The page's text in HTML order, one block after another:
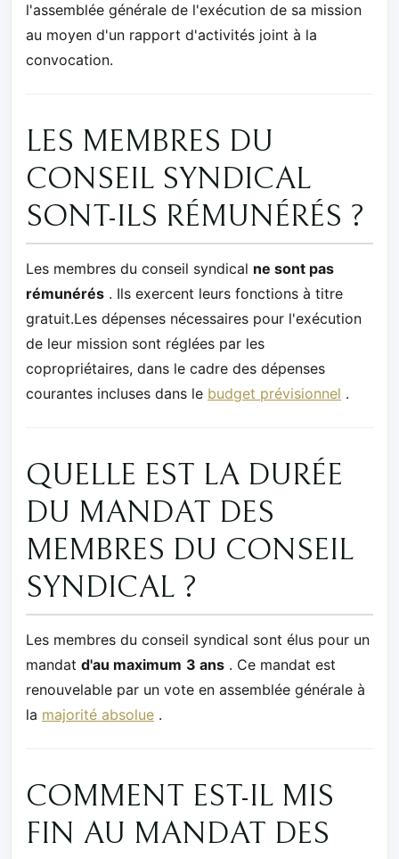
l'assemblée générale de l'exécution de sa mission
au moyen d'un rapport d'activités joint à la
convocation.
LES MEMBRES DU
CONSEIL SYNDICAL
SONT-ILS RÉMUNÉRÉS ?
Les membres du conseil syndical ne sont pas
rémunérés . Ils exercent leurs fonctions à titre
gratuit.Les dépenses nécessaires pour l'exécution
de leur mission sont réglées par les
copropriétaires, dans le cadre des dépenses
courantes incluses dans le budget prévisionnel .
QUELLE EST LA DURÉE
DU MANDAT DES
MEMBRES DU CONSEIL
SYNDICAL ?
Les membres du conseil syndical sont élus pour un
mandat d'au maximum 3 ans . Ce mandat est
renouvelable par un vote en assemblée générale à
la majorité absolue .
COMMENT EST-IL MIS
FIN AU MANDAT DES